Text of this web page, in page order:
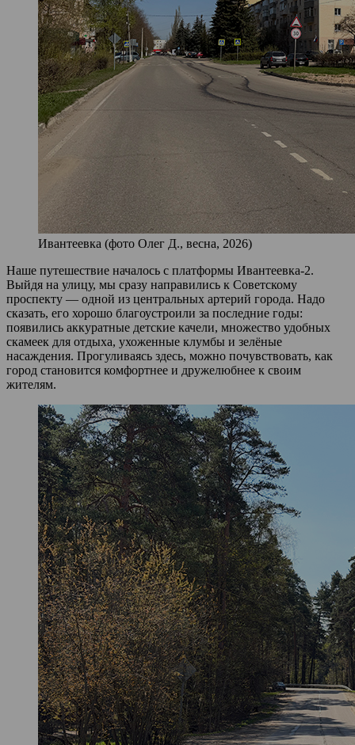
Ивантеевка (фото Олег Д., весна, 2026)
Наше путешествие началось с платформы Ивантеевка‑2.
Выйдя на улицу, мы сразу направились к Советскому
проспекту — одной из центральных артерий города. Надо
сказать, его хорошо благоустроили за последние годы:
появились аккуратные детские качели, множество удобных
скамеек для отдыха, ухоженные клумбы и зелёные
насаждения. Прогуливаясь здесь, можно почувствовать, как
город становится комфортнее и дружелюбнее к своим
жителям.